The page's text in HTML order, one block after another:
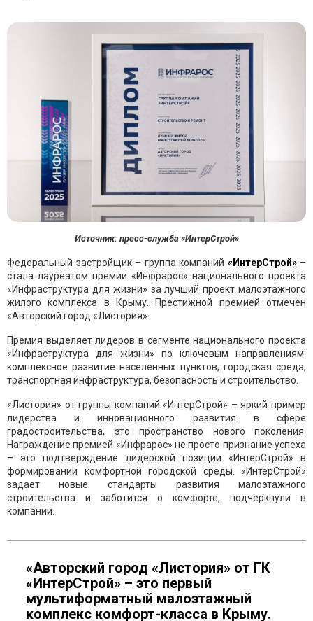
Источник: пресс-служба «ИнтерСтрой»
Федеральный застройщик – группа компаний «ИнтерСтрой»–
стала лауреатом премии «Инфрарос» национального проекта
«Инфраструктура для жизни» за лучший проект малоэтажного
жилого комплекса в Крыму. Престижной премией отмечен
«Авторский город «Листория».
Премия выделяет лидеров в сегменте национального проекта
«Инфраструктура для жизни» по ключевым направлениям:
комплексное развитие населённых пунктов, городская среда,
транспортная инфраструктура, безопасность и строительство.
«Листория» от группы компаний «ИнтерСтрой» – яркий пример
лидерства и инновационного развития в сфере
градостроительства, это пространство нового поколения.
Награждение премией «Инфрарос» не просто признание успеха
– это подтверждение лидерской позиции «ИнтерСтрой» в
формировании комфортной городской среды. «ИнтерСтрой»
задает новые стандарты развития малоэтажного
строительства и заботится о комфорте, подчеркнули в
компании.
«Авторский город «Листория» от ГК
«ИнтерСтрой» – это первый
мультиформатный малоэтажный
комплекс комфорт-класса в Крыму.